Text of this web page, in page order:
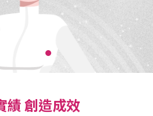
績 創造成效